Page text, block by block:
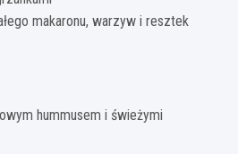
makaronu, warzyw i resztek
hummusem i świeżymi